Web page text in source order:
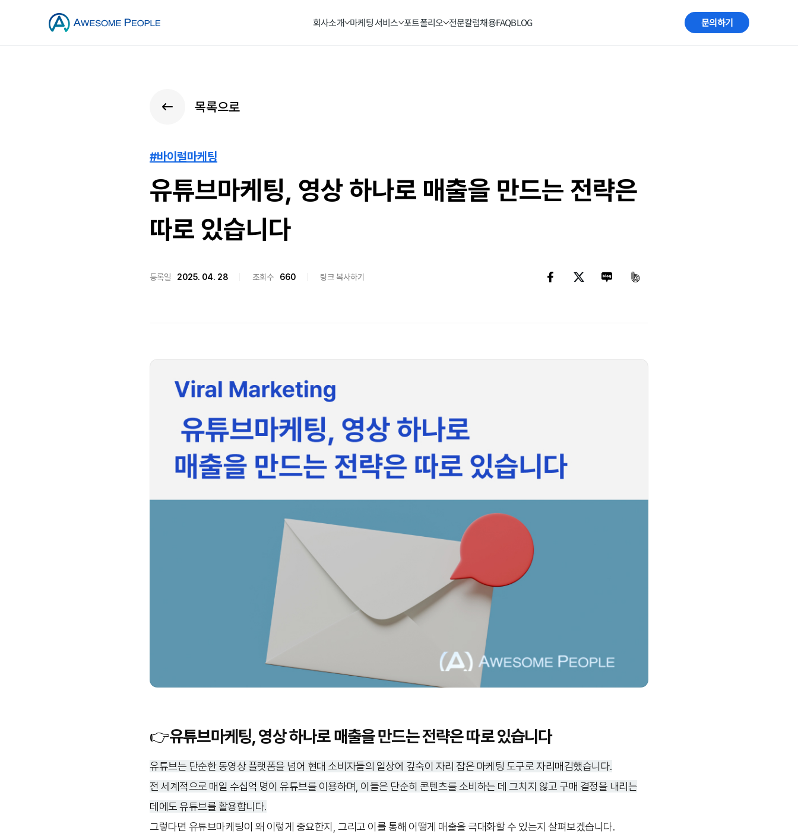
회사소개 마케팅 서비스 포트폴리오 전문칼럼채용FAQBLOG 문의하기
목록으로
#바이럴마케팅
유튜브마케팅, 영상 하나로 매출을 만드는 전략은
따로 있습니다
등록일 2025. 04. 28 조회수 660 링크 복사하기
👉유튜브마케팅, 영상 하나로 매출을 만드는 전략은 따로 있습니다
유튜브는 단순한 동영상 플랫폼을 넘어 현대 소비자들의 일상에 깊숙이 자리 잡은 마케팅 도구로 자리매김했습니다.
전 세계적으로 매일 수십억 명이 유튜브를 이용하며, 이들은 단순히 콘텐츠를 소비하는 데 그치지 않고 구매 결정을 내리는
데에도 유튜브를 활용합니다.
그렇다면 유튜브마케팅이 왜 이렇게 중요한지, 그리고 이를 통해 어떻게 매출을 극대화할 수 있는지 살펴보겠습니다.